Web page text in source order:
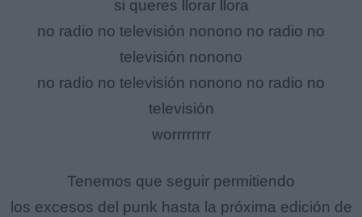
si queres llorar llora
no radio no televisión nonono no radio no
televisión nonono
no radio no televisión nonono no radio no
televisión
worrrrrrrr
Tenemos que seguir permitiendo
los excesos del punk hasta la próxima edición de